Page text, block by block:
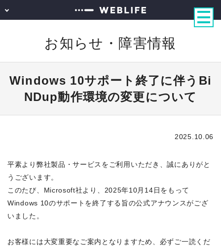
お知らせ・障害情報
Windows 10サポート終了に伴うBi
NDup動作環境の変更について
2025.10.06
平素より弊社製品・サービスをご利用いただき、誠にありがと
うございます。
このたび、Microsoft社より、2025年10月14日をもって
Windows 10のサポートを終了する旨の公式アナウンスがござ
いました。
お客様には大変重要なご案内となりますため、必ずご一読くだ